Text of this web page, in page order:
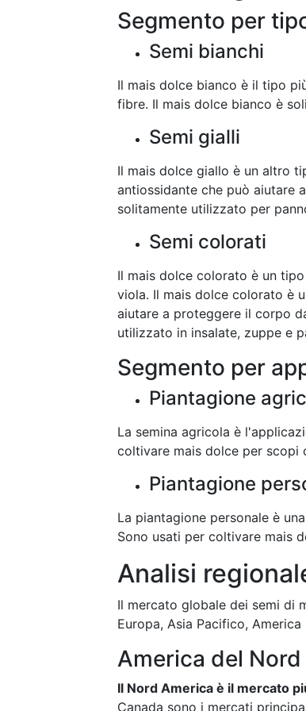
Segmento per
Semi bianchi
Il mais dolce bianco è il tipo
fibre. Il mais dolce bianco è
Semi gialli
Il mais dolce giallo è un altro
antiossidante che può aiutare
solitamente utilizzato per
Semi colorati
Il mais dolce colorato è un
viola. Il mais dolce colorato è
aiutare a proteggere il corpo
utilizzato in insalate, zuppe e
Segmento per
Piantagione
La semina agricola è
coltivare mais dolce per scopi
Piantagione
La piantagione personale è
Sono usati per coltivare mais
Analisi
Il mercato globale dei semi di
Europa, Asia Pacifico,
America del Nord
Il Nord America è il mercato
Canada sono i mercati